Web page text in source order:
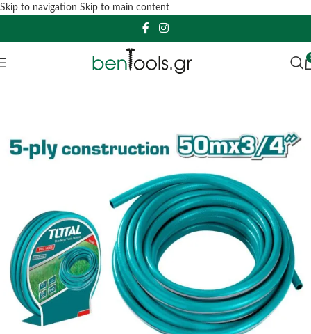
Skip to navigation Skip to main content